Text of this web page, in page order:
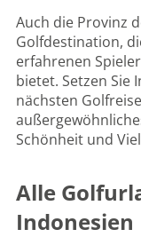
Auch die Provinz
Golfdestination,
erfahrenen
bietet. Setzen Sie
nächsten
Schönheit und
Alle
Indonesien